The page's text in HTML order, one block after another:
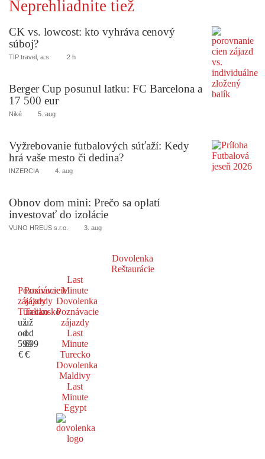
Neprehliadnite tiež
CK vs. lowcost: kto vyhráva cenový
súboj?
TIP travel, a.s. 2 h
Berger Cup posunul latku: FC Barcelona a
17 500 eur
Niké 5. aug
Vyžrebovanie futbalových súťaží: Kedy
hrá vaše mesto či dedina?
INZERCIA 4. aug
Obnov dom mini: Prečo sa oplatí
investovať do izolácie
VUNO HREUS s.r.o. 3. aug
Dovolenka
Reštaurácie
Poznávacie
zájazdy
Turecko
už
od
599
€
Poznávacie
zájazdy
Taliansko
už
od
699
€
Last
Minute
Dovolenka
Poznávacie
zájazdy
Last
Minute
Turecko
Dovolenka
Maldivy
Last
Minute
Egypt